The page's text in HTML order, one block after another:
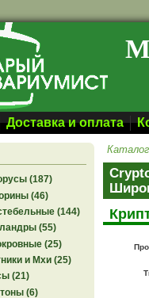
Доставка и оплата
(187)
(46)
(144)
(55)
(25)
и Мхи (25)
(21)
(6)
Каталог